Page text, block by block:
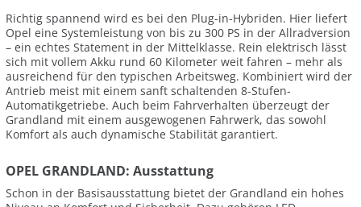
Richtig spannend wird es bei den Plug-in-Hybriden. Hier liefert
Opel eine Systemleistung von bis zu 300 PS in der Allradversion
– ein echtes Statement in der Mittelklasse. Rein elektrisch lässt
sich mit vollem Akku rund 60 Kilometer weit fahren – mehr als
ausreichend für den typischen Arbeitsweg. Kombiniert wird der
Antrieb meist mit einem sanft schaltenden 8-Stufen-
Automatikgetriebe. Auch beim Fahrverhalten überzeugt der
Grandland mit einem ausgewogenen Fahrwerk, das sowohl
Komfort als auch dynamische Stabilität garantiert.
OPEL GRANDLAND: Ausstattung
Schon in der Basisausstattung bietet der Grandland ein hohes